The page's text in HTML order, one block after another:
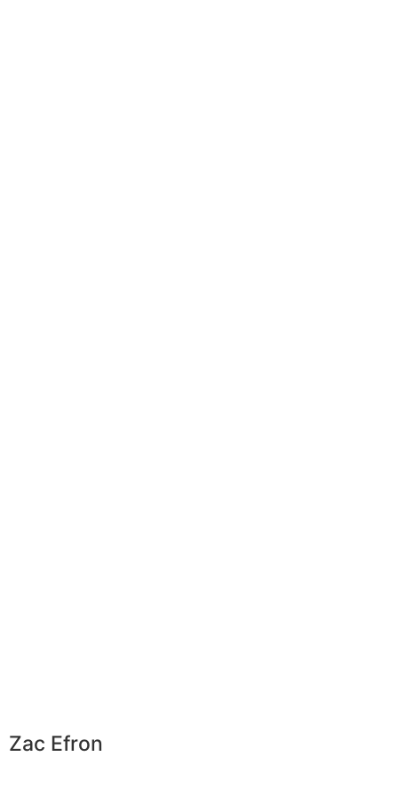
Zac Efron